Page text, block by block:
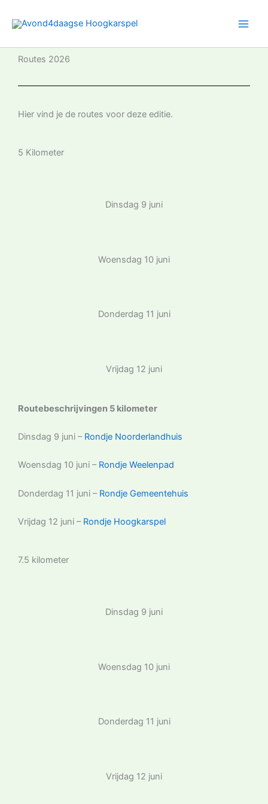
naar
inhoud
Routes 2026
Hier vind je de routes voor deze editie.
5 Kilometer
Dinsdag 9 juni
Woensdag 10 juni
Donderdag 11 juni
Vrijdag 12 juni
Routebeschrijvingen 5 kilometer
Dinsdag 9 juni –Rondje Noorderlandhuis
Woensdag 10 juni – Rondje Weelenpad
Donderdag 11 juni – Rondje Gemeentehuis
Vrijdag 12 juni – Rondje Hoogkarspel
7.5 kilometer
Dinsdag 9 juni
Woensdag 10 juni
Donderdag 11 juni
Vrijdag 12 juni